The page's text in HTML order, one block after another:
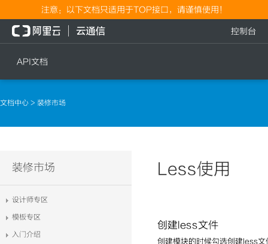
注意：以下文档只适用于TOP接口，请谨慎使用！
API文档
流量充值档位查询
流量充值结果查询
控制台
文档中心 > 装修市场
装修市场
设计师专区
模板专区
入门介绍
Less使用
创建less文件
创建模块的时候勾选创建less文